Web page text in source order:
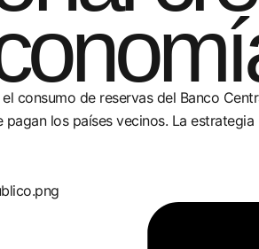
de reservas del Banco
los países vecinos. La